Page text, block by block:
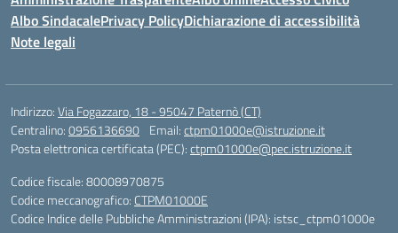
Albo SindacalePrivacy PolicyDichiarazione di accessibilità
Note legali
Indirizzo:Via Fogazzaro, 18 - 95047 Paternò (CT)
Centralino:0956136690 Email:ctpm01000e@istruzione.it
Posta elettronica certificata (PEC):ctpm01000e@pec.istruzione.it
Codice fiscale: 80008970875
Codice meccanografico: CTPM01000E
Codice Indice delle Pubbliche Amministrazioni (IPA): istsc_ctpm01000e